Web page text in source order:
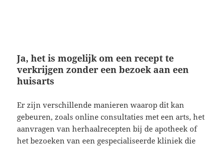
Ja, het is mogelijk om een recept te
verkrijgen zonder een bezoek aan een
huisarts
Er zijn verschillende manieren waarop dit kan
gebeuren, zoals online consultaties met een arts, het
aanvragen van herhaalrecepten bij de apotheek of
het bezoeken van een gespecialiseerde kliniek die